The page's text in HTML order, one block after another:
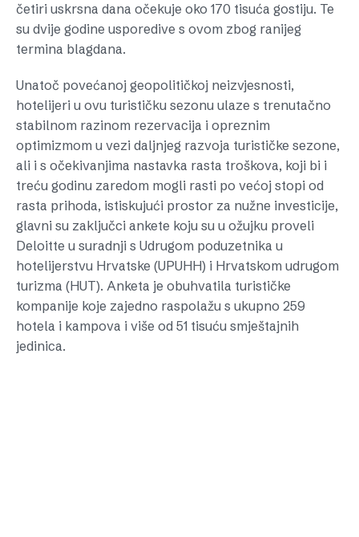
četiri uskrsna dana očekuje oko 170 tisuća gostiju. Te
su dvije godine usporedive s ovom zbog ranijeg
termina blagdana.
Unatoč povećanoj geopolitičkoj neizvjesnosti,
hotelijeri u ovu turističku sezonu ulaze s trenutačno
stabilnom razinom rezervacija i opreznim
optimizmom u vezi daljnjeg razvoja turističke sezone,
ali i s očekivanjima nastavka rasta troškova, koji bi i
treću godinu zaredom mogli rasti po većoj stopi od
rasta prihoda, istiskujući prostor za nužne investicije,
glavni su zaključci ankete koju su u ožujku proveli
Deloitte u suradnji s Udrugom poduzetnika u
hotelijerstvu Hrvatske (UPUHH) i Hrvatskom udrugom
turizma (HUT). Anketa je obuhvatila turističke
kompanije koje zajedno raspolažu s ukupno 259
hotela i kampova i više od 51 tisuću smještajnih
jedinica.